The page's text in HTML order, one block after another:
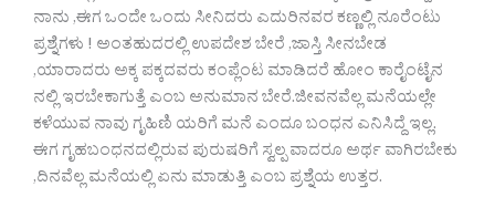
ನಾನು ,ಈಗ ಒಂದೇ ಒಂದು ಸೀನಿದರು ಎದುರಿನವರ ಕಣ್ಣಲ್ಲಿ ನೂರೆಂಟು
ಪ್ರಶ್ನೆಗಳು ! ಅಂತಹುದರಲ್ಲಿ ಉಪದೇಶ ಬೇರೆ ,ಜಾಸ್ತಿ ಸೀನಬೇಡ
,ಯಾರಾದರು ಅಕ್ಕ ಪಕ್ಕದವರು ಕಂಪ್ಲೆಂಟ ಮಾಡಿದರೆ ಹೋಂ ಕಾರೈಂಟೈನ
ನಲ್ಲಿ ಇರಬೇಕಾಗುತ್ತೆ ಎಂಬ ಅನುಮಾನ ಬೇರೆ.ಜೀವನವೆಲ್ಲ ಮನೆಯಲ್ಲೇ
ಕಳೆಯುವ ನಾವು ಗೃಹಿಣಿ ಯರಿಗೆ ಮನೆ ಎಂದೂ ಬಂಧನ ಎನಿಸಿದ್ದೆ ಇಲ್ಲ.
ಈಗ ಗೃಹಬಂಧನದಲ್ಲಿರುವ ಪುರುಷರಿಗೆ ಸ್ವಲ್ಪ ವಾದರೂ ಅರ್ಥ ವಾಗಿರಬೇಕು
,ದಿನವೆಲ್ಲ ಮನೆಯಲ್ಲಿ ಏನು ಮಾಡುತ್ತಿ ಎಂಬ ಪ್ರಶ್ನೆಯ ಉತ್ತರ.